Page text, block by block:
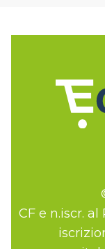
CF e n.iscr. al